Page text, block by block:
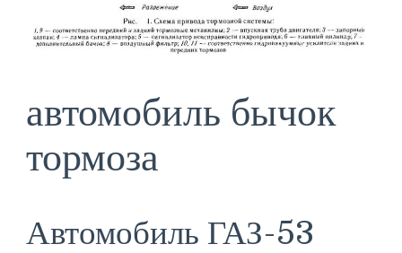
автомобиль бычок
тормоза
Автомобиль ГАЗ-53